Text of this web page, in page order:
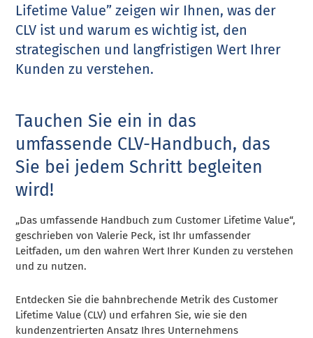
Lifetime Value” zeigen wir Ihnen, was der
CLV ist und warum es wichtig ist, den
strategischen und langfristigen Wert Ihrer
Kunden zu verstehen.
Tauchen Sie ein in das
umfassende CLV-Handbuch, das
Sie bei jedem Schritt begleiten
wird!
„Das umfassende Handbuch zum Customer Lifetime Value“,
geschrieben von Valerie Peck, ist Ihr umfassender
Leitfaden, um den wahren Wert Ihrer Kunden zu verstehen
und zu nutzen.
Entdecken Sie die bahnbrechende Metrik des Customer
Lifetime Value (CLV) und erfahren Sie, wie sie den
kundenzentrierten Ansatz Ihres Unternehmens